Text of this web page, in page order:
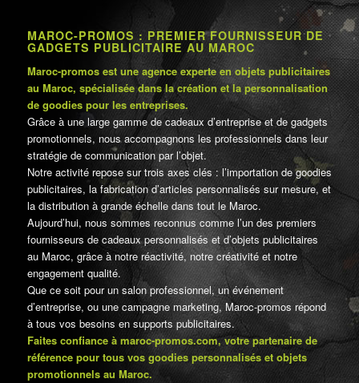
MAROC-PROMOS : PREMIER FOURNISSEUR DE
GADGETS PUBLICITAIRE AU MAROC
Maroc-promos est une agence experte en objets publicitaires
au Maroc, spécialisée dans la création et la personnalisation
de goodies pour les entreprises.
Grâce à une large gamme de cadeaux d’entreprise et de gadgets
promotionnels, nous accompagnons les professionnels dans leur
stratégie de communication par l’objet.
Notre activité repose sur trois axes clés : l’importation de goodies
publicitaires, la fabrication d’articles personnalisés sur mesure, et
la distribution à grande échelle dans tout le Maroc.
Aujourd’hui, nous sommes reconnus comme l’un des premiers
fournisseurs de cadeaux personnalisés et d’objets publicitaires
au Maroc, grâce à notre réactivité, notre créativité et notre
engagement qualité.
Que ce soit pour un salon professionnel, un événement
d’entreprise, ou une campagne marketing, Maroc-promos répond
à tous vos besoins en supports publicitaires.
Faites confiance à maroc-promos.com, votre partenaire de
référence pour tous vos goodies personnalisés et objets
promotionnels au Maroc.